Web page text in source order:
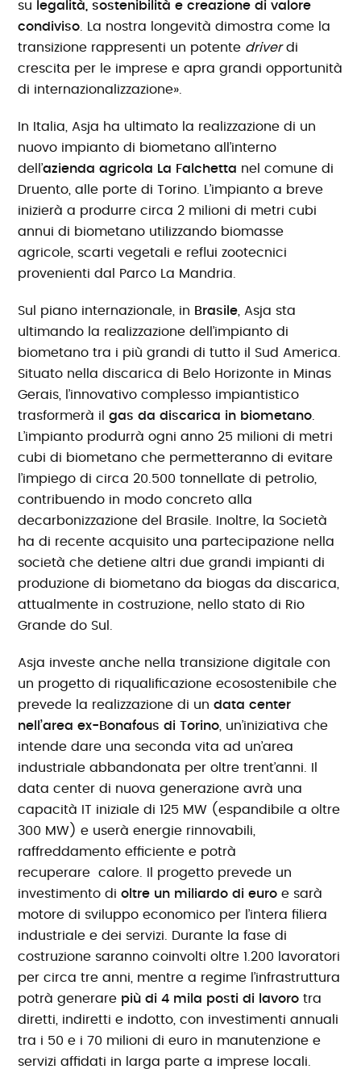
su
legalità, sostenibilità e creazione di valore
condiviso . La nostra longevità dimostra come la
transizione rappresenti un potente driverdi
crescita per le imprese e apra grandi opportunità
di internazionalizzazione».
In Italia, Asja ha ultimato la realizzazione di un
nuovo impianto di biometano all’interno
dell’azienda agricola La Falchetta nel comune di
Druento, alle porte di Torino. L’impianto a breve
inizierà a produrre circa 2 milioni di metri cubi
annui di biometano utilizzando biomasse
agricole, scarti vegetali e reflui zootecnici
provenienti dal Parco La Mandria.
Sul piano internazionale, in Brasile , Asja sta
ultimando la realizzazione dell’impianto di
biometano tra i più grandi di tutto il Sud America.
Situato nella discarica di Belo Horizonte in Minas
Gerais, l’innovativo complesso impiantistico
trasformerà ilgas da discarica in biometano
L’impianto produrrà ogni anno 25 milioni di metri
cubi di biometano che permetteranno di evitare
l’impiego di circa 20.500 tonnellate di petrolio,
contribuendo in modo concreto alla
decarbonizzazione del Brasile. Inoltre, la Società
ha di recente acquisito una partecipazione nella
società che detiene altri due grandi impianti di
produzione di biometano da biogas da discarica,
attualmente in costruzione, nello stato di Rio
Grande do Sul.
Asja investe anche nella transizione digitale con
un progetto di riqualificazione ecosostenibile che
prevede la realizzazione di undata center
nell’area ex-Bonafous di Torino , un’iniziativa che
intende dare una seconda vita ad un’area
industriale abbandonata per oltre trent’anni. Il
data center di nuova generazione avrà una
capacità IT iniziale di 125 MW (espandibile a oltre
300 MW) e userà energie rinnovabili,
raffreddamento efficiente e potrà
recuperare
calore. Il progetto prevede un
investimento dioltre un miliardo di euro e sarà
motore di sviluppo economico per l’intera filiera
industriale e dei servizi. Durante la fase di
costruzione saranno coinvolti oltre 1.200 lavoratori
per circa tre anni, mentre a regime l’infrastruttura
potrà generare più di 4 mila posti di lavoro tra
diretti, indiretti e indotto, con investimenti annuali
tra i 50 e i 70 milioni di euro in manutenzione e
servizi affidati in larga parte a imprese locali.